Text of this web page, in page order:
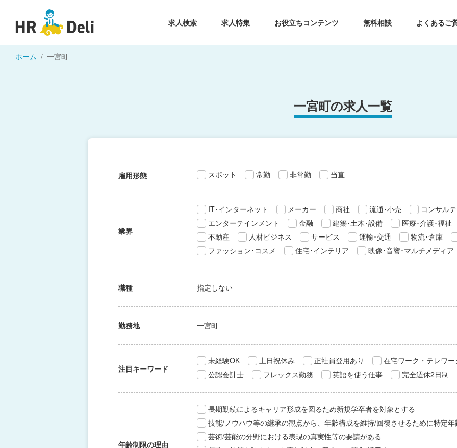
求人検索 求人特集 お役立ちコンテンツ 無料相談 よくあるご
ホーム 一宮町
一宮町の求人一覧
雇用形態 スポット 常勤 非常勤 当直
業界
IT･インターネット メーカー 商社 流通･小売
コンサル
エンターテインメント
金融 建築･土木･設備
医療･介護･福祉
不動産
人材ビジネス サービス 運輸･交通
物流･倉庫
ファッション･コスメ
住宅･インテリア 映像･音響･マルチメディア
職種 指定しない
勤務地 一宮町
注目キーワード
未経験OK 土日祝休み 正社員登用あり
在宅ワーク・テレワー
公認会計士
フレックス勤務 英語を使う仕事 完全週休2日制
年齢制限の理由
長期勤続によるキャリア形成を図るため新規学卒者を対象とする
技能/ノウハウ等の継承の観点から、年齢構成を維持/回復させるために特定
芸術/芸能の分野における表現の真実性等の要請がある